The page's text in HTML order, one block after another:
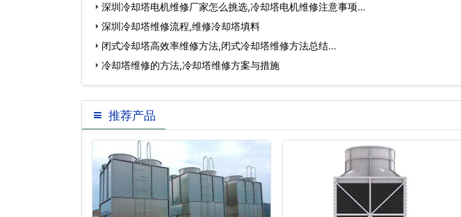
深圳冷却塔电机维修厂家怎么挑选,冷却塔电机维修注意事项…
深圳冷却塔维修流程,维修冷却塔填料
闭式冷却塔高效率维修方法,闭式冷却塔维修方法总结…
冷却塔维修的方法,冷却塔维修方案与措施
推荐产品